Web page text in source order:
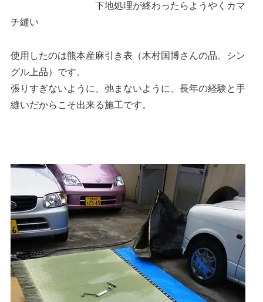
下地処理が終わったらようやくカマ
チ縫い
使用したのは熊本産麻引き表（木村国博さんの品、シン
グル上品）です。
張りすぎないように、弛まないように、長年の経験と手
縫いだからこそ出来る施工です。